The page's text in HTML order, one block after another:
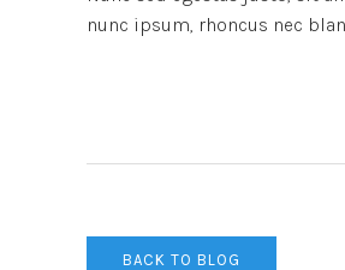
nunc ipsum, rhoncus nec
BACK TO BLOG